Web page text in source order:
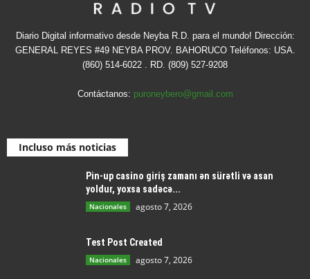
Diario Digital informativo desde Neyba R.D. para el mundo! Dirección:
GENERAL REYES #49 NEYBA PROV. BAHORUCO Teléfonos: USA.
(860) 514-6022 . RD. (809) 527-9208
Contáctanos: puroneybero@gmail.com
Incluso más noticias
Pin-up casino giriş zamanı ən sürətli və asan
yoldur, yoxsa sadəcə...
Nacionales agosto 7, 2026
Test Post Created
Nacionales agosto 7, 2026